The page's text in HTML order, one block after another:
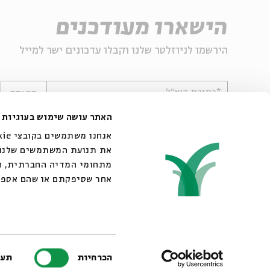
האתר עושה שימוש בעוגיות
את תנועת המשתמשים
מתחומי המדיה החברתית,
אחר שסיפקתם או שהם
הכרחיות
הישארו מעודכנים
הירשמו לניוזלטר שלנו וקבלו עדכונים ישר למייל
*כתובת דוא"ל הרשמה